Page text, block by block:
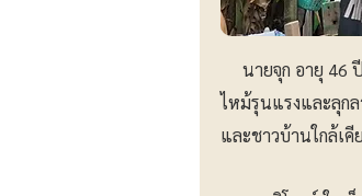
นายจุก อายุ 46 ปี
ไหม้รุนแรงและลุกล
และชาวบ้านใกล้เคี